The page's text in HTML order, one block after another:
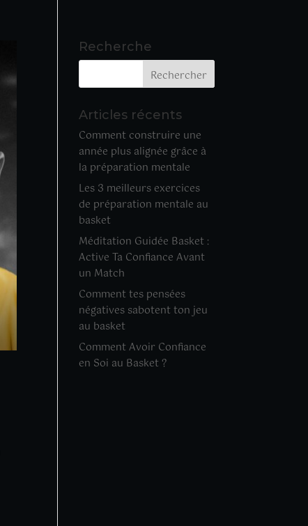
Recherche
Articles récents
Comment construire une
année plus alignée grâce à
la préparation mentale
Les 3 meilleurs exercices
de préparation mentale au
basket
Méditation Guidée Basket :
Active Ta Confiance Avant
un Match
Comment tes pensées
négatives sabotent ton jeu
au basket
Comment Avoir Confiance
en Soi au Basket ?